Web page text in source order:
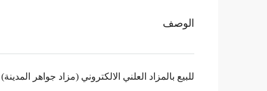
الوصف
للبيع بالمزاد العلني الالكتروني (مزاد جواهر المدينة)